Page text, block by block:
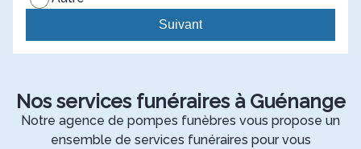
Suivant
Nos services funéraires à Guénange
Notre agence de pompes funèbres vous propose un
ensemble de services funéraires pour vous